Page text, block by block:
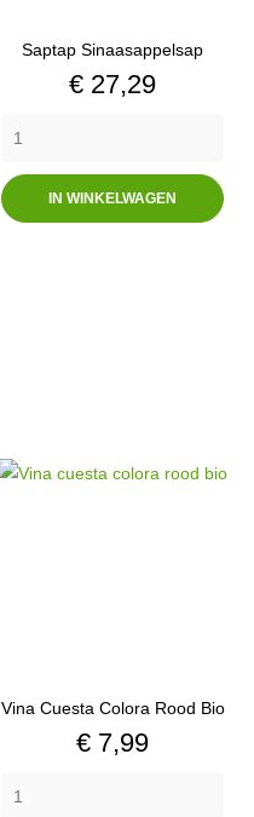
Saptap Sinaasappelsap
Prijs
€ 27,29
IN WINKELWAGEN
Vina Cuesta Colora Rood Bio
Prijs
€ 7,99